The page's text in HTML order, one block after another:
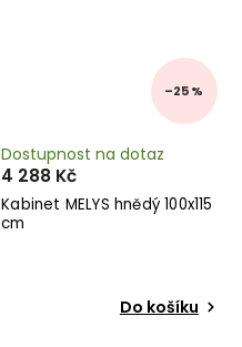
–25 %
Kabinet MELYS hnědý 100x115
cm
Dostupnost na dotaz
4 288 Kč
Do košíku